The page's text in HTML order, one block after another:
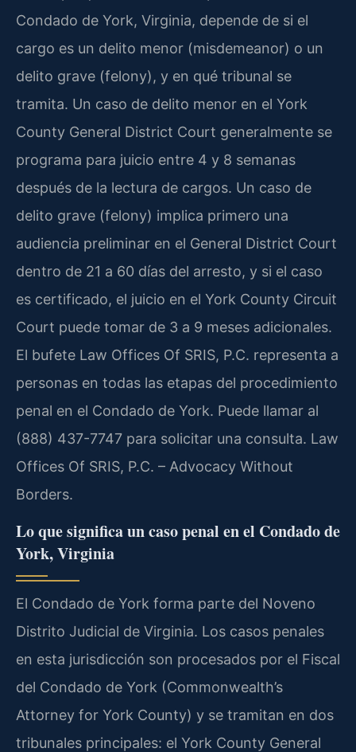
Condado de York, Virginia, depende de si el
cargo es un delito menor (misdemeanor) o un
delito grave (felony), y en qué tribunal se
tramita. Un caso de delito menor en el York
County General District Court generalmente se
programa para juicio entre 4 y 8 semanas
después de la lectura de cargos. Un caso de
delito grave (felony) implica primero una
audiencia preliminar en el General District Court
dentro de 21 a 60 días del arresto, y si el caso
es certificado, el juicio en el York County Circuit
Court puede tomar de 3 a 9 meses adicionales.
El bufete Law Offices Of SRIS, P.C. representa a
personas en todas las etapas del procedimiento
penal en el Condado de York. Puede llamar al
(888) 437-7747 para solicitar una consulta. Law
Offices Of SRIS, P.C. – Advocacy Without
Borders.
Lo que significa un caso penal en el Condado de
York, Virginia
El Condado de York forma parte del Noveno
Distrito Judicial de Virginia. Los casos penales
en esta jurisdicción son procesados por el Fiscal
del Condado de York (Commonwealth’s
Attorney for York County) y se tramitan en dos
tribunales principales: el York County General